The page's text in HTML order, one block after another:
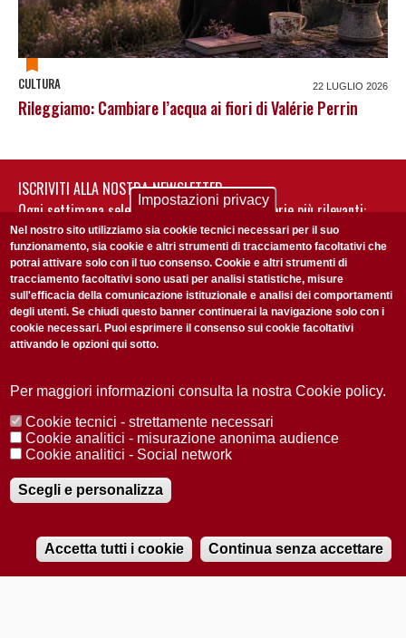
Audio
CULTURA 22 LUGLIO 2026
Rileggiamo: Cambiare l’acqua ai fiori di Valérie Perrin
ISCRIVITI ALLA NOSTRA NEWSLETTER
Ogni settimana selezioniamo per te nostre storie più rilevanti:
non perderti gli aggiornamenti della nostra newsletter
Accetto laPrivacy Policy
Redazione Copyright Privacy
Area stampa
© 2025 Università di Padova
Registrazione presso il Tribunale di Padova n. 2097/2012 del 18 giugno
2012
Impostazioni privacy
Nel nostro sito utilizziamo sia cookie tecnici necessari per il suo
funzionamento, sia cookie e altri strumenti di tracciamento facoltativi che
potrai attivare solo con il tuo consenso. Cookie e altri strumenti di
tracciamento facoltativi sono usati per analisi statistiche, misure
sull'efficacia della comunicazione istituzionale e analisi dei comportamenti
degli utenti. Se chiudi questo banner continuerai la navigazione solo con i
cookie necessari. Puoi esprimere il consenso sui cookie facoltativi
attivando le opzioni qui sotto.
Per maggiori informazioni consulta la nostra Cookie policy.
Cookie tecnici - strettamente necessari
Cookie analitici - misurazione anonima audience
Cookie analitici - Social network
Scegli e personalizza
Accetta tutti i cookie Continua senza accettare